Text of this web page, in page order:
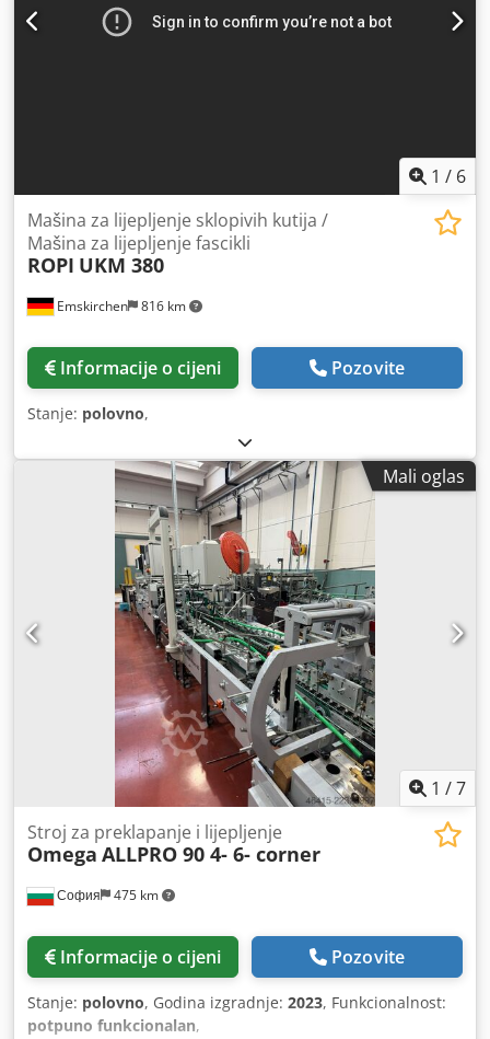
1 / 6
Emskirchen 816 km
Mašina za lijepljenje sklopivih kutija /
Mašina za lijepljenje fascikli
ROPI UKM 380
Informacije o cijeni Pozovite
Stanje: polovno,
Mali oglas
1 /7
София 475 km
Stroj za preklapanje i lijepljenje
Omega ALLPRO 90 4- 6- corner
Informacije o cijeni Pozovite
Stanje: polovno, Godina izgradnje: 2023, Funkcionalnost:
potpuno funkcionalan,